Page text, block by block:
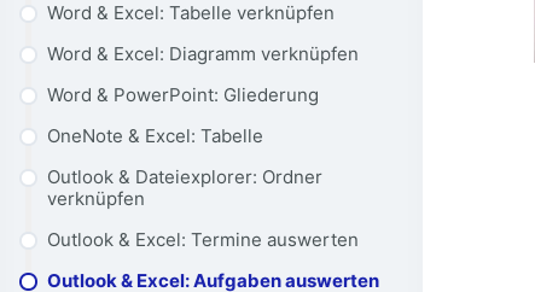
Word & Excel: Tabelle verknüpfen
Word & Excel: Diagramm verknüpfen
Word & PowerPoint: Gliederung
OneNote & Excel: Tabelle
Outlook & Dateiexplorer: Ordner
verknüpfen
Outlook & Excel: Termine auswerten
Outlook & Excel: Aufgaben auswerten